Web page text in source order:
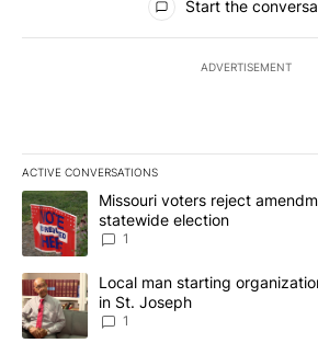
Start the
ADVERTISEMENT
ACTIVE CONVERSATIONS
The following is a list of the most
A trending article titled "Missouri voters
Missouri voters reject
statewide election
1
A trending article titled "Local man
Local man starting
in St. Joseph
1